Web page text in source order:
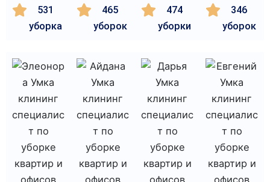
531
уборка
465
уборок
474
уборки
346
уборок